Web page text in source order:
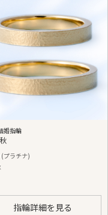
婚指輪
プラチナ)
指輪詳細を見る